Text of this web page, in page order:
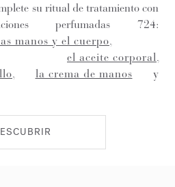
su ritual de tratamiento con
perfumadas 724:
manos y el cuerpo
el aceite corporal
la crema de manos y